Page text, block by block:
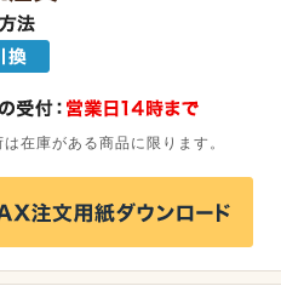
在庫がある商品に限ります。